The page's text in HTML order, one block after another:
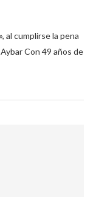
al cumplirse la pena
Con 49 años de